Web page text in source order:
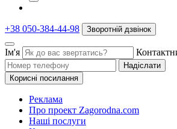
+38 050-384-44-98 Зворотній дзвінок
Ім'я
Надіслати
Корисні посилання
Реклама
Про проект Zagorodna.com
Наші послуги